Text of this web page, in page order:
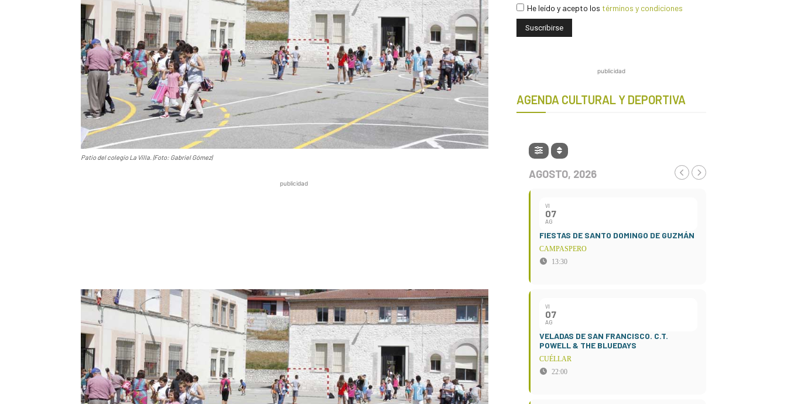
Patio del colegio La Villa. |Foto: Gabriel Gómez|
publicidad
He leído y acepto los términos y condiciones
publicidad
AGENDA CULTURAL Y DEPORTIVA
AGOSTO, 2026
VI
07
AG
FIESTAS DE SANTO DOMINGO DE GUZMÁN
CAMPASPERO
13:30
VI
07
AG
VELADAS DE SAN FRANCISCO. C.T.
POWELL & THE BLUEDAYS
CUÉLLAR
22:00